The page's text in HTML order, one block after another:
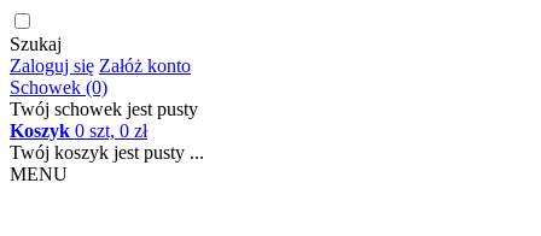
Szukaj
Zaloguj się Załóż konto
Schowek (0)
Twój schowek jest pusty
Koszyk 0 szt, 0 zł
Twój koszyk jest pusty ...
MENU